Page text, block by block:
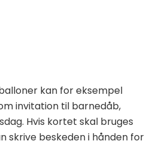
kan for eksempel
invitation til barnedåb,
Hvis kortet skal bruges
skrive beskeden i hånden for